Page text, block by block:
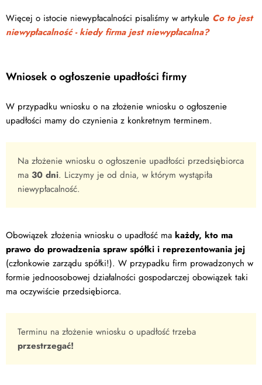
Więcej o istocie niewypłacalności pisaliśmy w artykule Co to jest
niewypłacalność - kiedy firma jest niewypłacalna?
Wniosek o ogłoszenie upadłości firmy
W przypadku wniosku o na złożenie wniosku o ogłoszenie
upadłości mamy do czynienia z konkretnym terminem.
Na złożenie wniosku o ogłoszenie upadłości przedsiębiorca
ma 30 dni. Liczymy je od dnia, w którym wystąpiła
niewypłacalność.
Obowiązek złożenia wniosku o upadłość ma każdy, kto ma
prawo do prowadzenia spraw spółki i reprezentowania jej
(członkowie zarządu spółki!). W przypadku firm prowadzonych w
formie jednoosobowej działalności gospodarczej obowiązek taki
ma oczywiście przedsiębiorca.
Terminu na złożenie wniosku o upadłość trzeba
przestrzegać!